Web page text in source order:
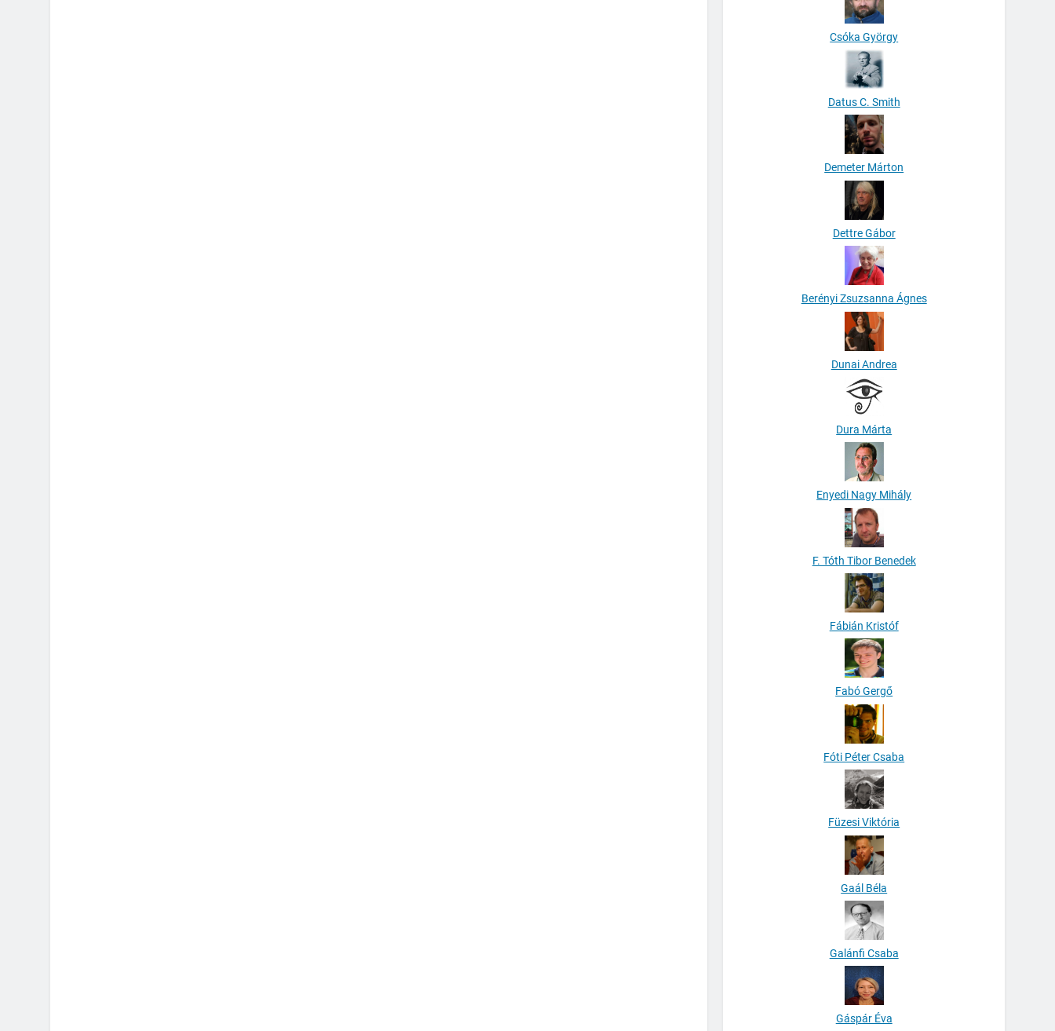
Csóka György
Datus C. Smith
Demeter Márton
Dettre Gábor
Berényi Zsuzsanna Ágnes
Dunai Andrea
Dura Márta
Enyedi Nagy Mihály
F. Tóth Tibor Benedek
Fábián Kristóf
Fabó Gergő
Fóti Péter Csaba
Füzesi Viktória
Gaál Béla
Galánfi Csaba
Gáspár Éva